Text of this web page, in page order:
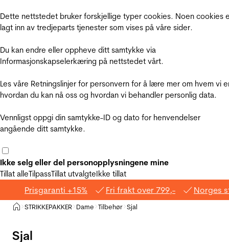
Dette nettstedet bruker forskjellige typer cookies. Noen cookies
lagt inn av tredjeparts tjenester som vises på våre sider.
Du kan endre eller oppheve ditt samtykke via
Informasjonskapselerkæring på nettstedet vårt.
Les våre Retningslinjer for personvern for å lære mer om hvem vi
hvordan du kan nå oss og hvordan vi behandler personlig data.
Vennligst oppgi din samtykke-ID og dato for henvendelser
angående ditt samtykke.
Ikke selg eller del personopplysningene mine
Tillat alleTilpassTillat utvalgteIkke tillat
Prisgaranti +15% Fri frakt over 799,- Norges
Hjem
>STRIKKEPAKKER >Dame >Tilbehør >Sjal
Sjal